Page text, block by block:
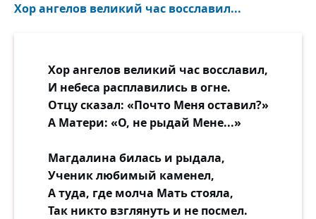
Хор ангелов великий час восславил...
Хор ангелов великий час восславил,
И небеса расплавились в огне.
Отцу сказал: «Почто Меня оставил?»
А Матери: «О, не рыдай Мене...»
Магдалина билась и рыдала,
Ученик любимый каменел,
А туда, где молча Мать стояла,
Так никто взглянуть и не посмел.